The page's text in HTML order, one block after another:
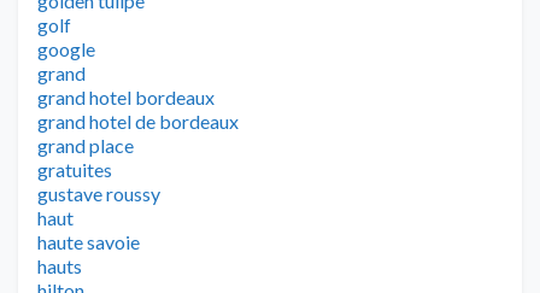
golf
google
grand
grand hotel bordeaux
grand hotel de bordeaux
grand place
gratuites
gustave roussy
haut
haute savoie
hauts